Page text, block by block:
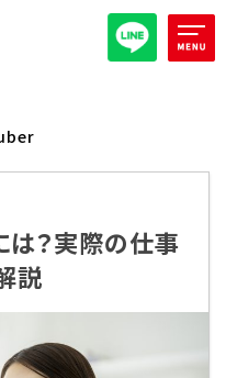
高等部
週1コース
は？実際の仕事
説